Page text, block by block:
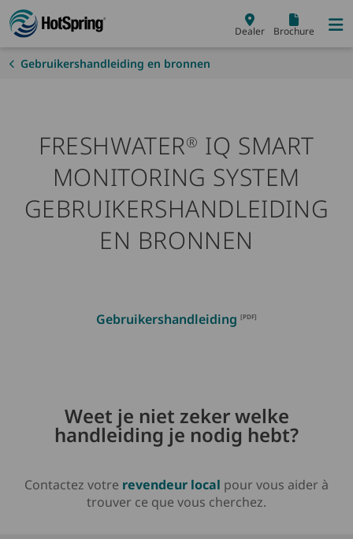
Skip to main content
Dealer Brochure
Gebruikershandleiding en bronnen
FRESHWATER® IQ SMART
MONITORING SYSTEM
GEBRUIKERSHANDLEIDING
EN BRONNEN
Gebruikershandleiding
Weet je niet zeker welke
handleiding je nodig hebt?
Contactez votre revendeur local pour vous aider à
trouver ce que vous cherchez.